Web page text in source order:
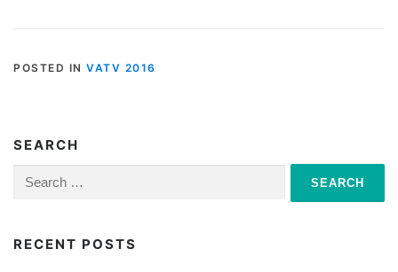
POSTED IN VATV 2016
SEARCH
for:
RECENT POSTS